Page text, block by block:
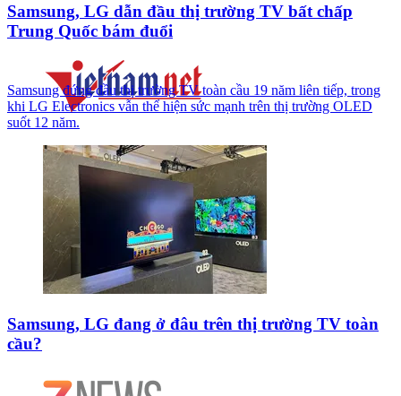
Samsung, LG dẫn đầu thị trường TV bất chấp
Trung Quốc bám đuổi
Samsung đứng đầu thị trường TV toàn cầu 19 năm liên tiếp, trong
khi LG Electronics vẫn thể hiện sức mạnh trên thị trường OLED
suốt 12 năm.
Samsung, LG đang ở đâu trên thị trường TV toàn
cầu?